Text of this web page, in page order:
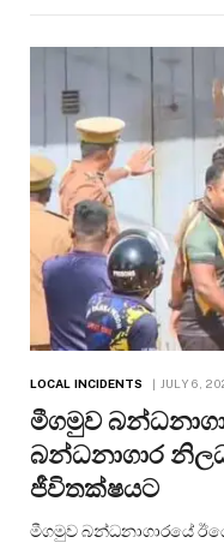
LOCAL INCIDENTS JULY 6,
මීගමුව
බන්ධනාගාර
ජීවිතක්ෂයට
මීගමුව බන්ධනාගාරයේ